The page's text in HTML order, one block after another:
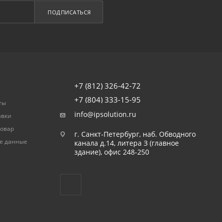
ПОДПИСАТЬСЯ
данные
+7 (812) 326-42-72
+7 (804) 333-15-95
info@ipsolution.ru
г. Санкт-Петербург, наб. Обводного
канала д.14, литера З (главное
здание), офис 248-250